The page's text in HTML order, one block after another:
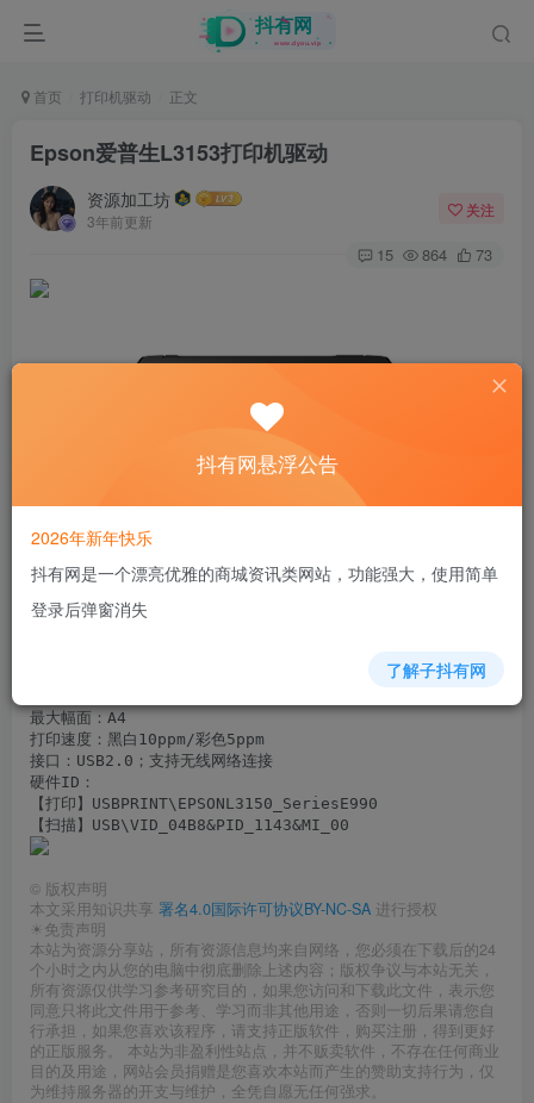
首页 打印机驱动 正文
Epson爱普生L3153打印机驱动
资源加工坊
3年前更新
关注
15 864 73
最大幅面：A4
打印速度：黑白10ppm/彩色5ppm
接口：USB2.0；支持无线网络连接
硬件ID：
【打印】USBPRINT\EPSONL3150_SeriesE990
【扫描】USB\VID_04B8&PID_1143&MI_00
© 版权声明
本文采用知识共享 署名4.0国际许可协议BY-NC-SA 进行授权
☀免责声明
本站为资源分享站，所有资源信息均来自网络，您必须在下载后的24
个小时之内从您的电脑中彻底删除上述内容；版权争议与本站无关，
所有资源仅供学习参考研究目的，如果您访问和下载此文件，表示您
同意只将此文件用于参考、学习而非其他用途，否则一切后果请您自
行承担，如果您喜欢该程序，请支持正版软件，购买注册，得到更好
的正版服务。 本站为非盈利性站点，并不贩卖软件，不存在任何商业
目的及用途，网站会员捐赠是您喜欢本站而产生的赞助支持行为，仅
为维持服务器的开支与维护，全凭自愿无任何强求。
抖有网悬浮公告
2026年新年快乐
抖有网是一个漂亮优雅的商城资讯类网站，功能强大，使用简单
登录后弹窗消失
了解子抖有网